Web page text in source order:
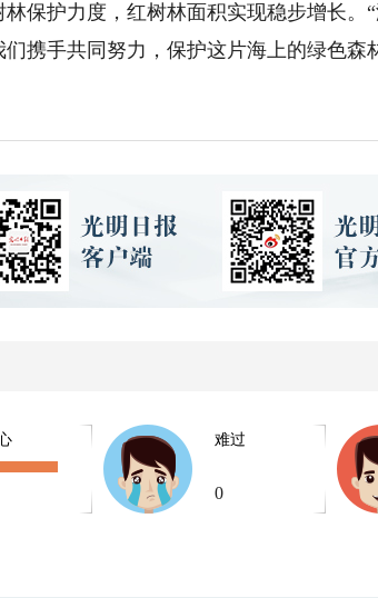
保护力度，红树林面积实现稳步增长。
携手共同努力，保护这片海上的绿色森
难过
0